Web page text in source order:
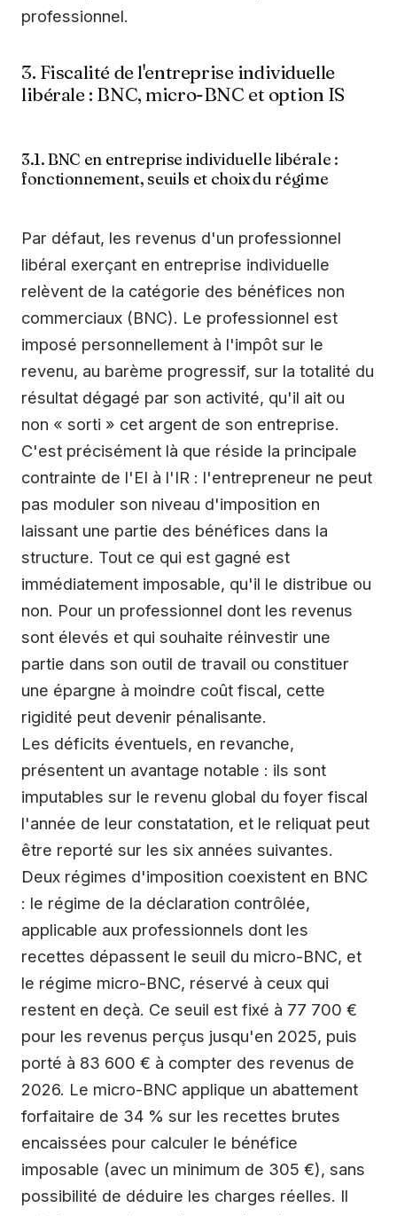
professionnel.
3. Fiscalité de l'entreprise individuelle
libérale : BNC, micro-BNC et option IS
3.1. BNC en entreprise individuelle libérale :
fonctionnement, seuils et choix du régime
Par défaut, les revenus d'un professionnel
libéral exerçant en entreprise individuelle
relèvent de la catégorie des bénéfices non
commerciaux (BNC). Le professionnel est
imposé personnellement à l'impôt sur le
revenu, au barème progressif, sur la totalité du
résultat dégagé par son activité, qu'il ait ou
non « sorti » cet argent de son entreprise.
C'est précisément là que réside la principale
contrainte de l'EI à l'IR : l'entrepreneur ne peut
pas moduler son niveau d'imposition en
laissant une partie des bénéfices dans la
structure. Tout ce qui est gagné est
immédiatement imposable, qu'il le distribue ou
non. Pour un professionnel dont les revenus
sont élevés et qui souhaite réinvestir une
partie dans son outil de travail ou constituer
une épargne à moindre coût fiscal, cette
rigidité peut devenir pénalisante.
Les déficits éventuels, en revanche,
présentent un avantage notable : ils sont
imputables sur le revenu global du foyer fiscal
l'année de leur constatation, et le reliquat peut
être reporté sur les six années suivantes.
Deux régimes d'imposition coexistent en BNC
: le régime de la déclaration contrôlée,
applicable aux professionnels dont les
recettes dépassent le seuil du micro-BNC, et
le régime micro-BNC, réservé à ceux qui
restent en deçà. Ce seuil est fixé à 77 700 €
pour les revenus perçus jusqu'en 2025, puis
porté à 83 600 € à compter des revenus de
2026. Le micro-BNC applique un abattement
forfaitaire de 34 % sur les recettes brutes
encaissées pour calculer le bénéfice
imposable (avec un minimum de 305 €), sans
possibilité de déduire les charges réelles. Il